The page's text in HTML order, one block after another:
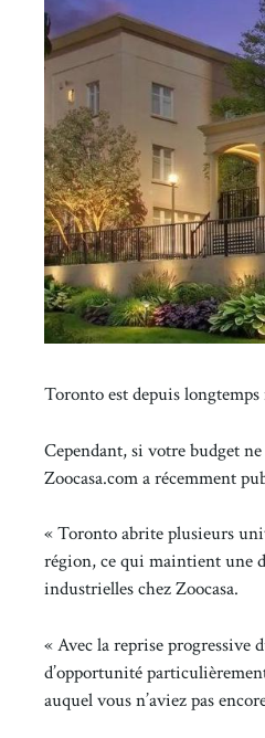
Toronto est depuis
Cependant, si votre budget
Zoocasa.com a récemment
« Toronto abrite plusieurs
région, ce qui maintient une
industrielles chez Zoocasa.
« Avec la reprise progressive
d’opportunité
auquel vous n’aviez pas